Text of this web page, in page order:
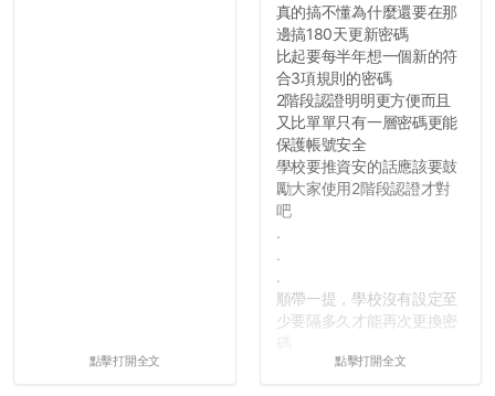
點擊打開全文
真的搞不懂為什麼還要在那
邊搞180天更新密碼
比起要每半年想一個新的符
合3項規則的密碼
2階段認證明明更方便而且
又比單單只有一層密碼更能
保護帳號安全
學校要推資安的話應該要鼓
勵大家使用2階段認證才對
吧
.
.
.
順帶一提，學校沒有設定至
少要隔多久才能再次更換密
所以只要重新設定4次密碼
點擊打開全文